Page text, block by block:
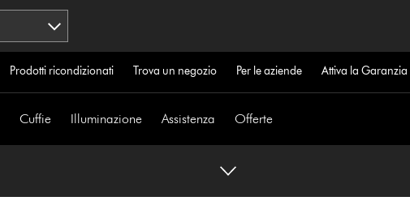
Prodotti ricondizionati Trova un negozio Per le aziende Attiva la
Cuffie Illuminazione Assistenza Offerte